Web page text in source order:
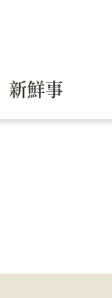
新鮮事